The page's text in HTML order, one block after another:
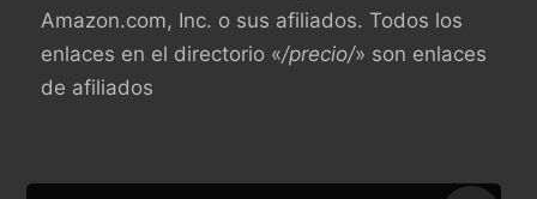
Amazon.com, Inc. o sus afiliados. Todos los
enlaces en el directorio «/precio/» son enlaces
de afiliados